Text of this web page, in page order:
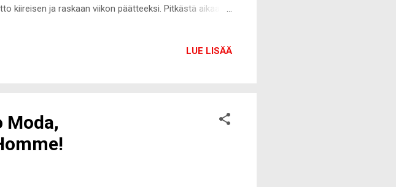
kiireisen ja raskaan viikon päätteeksi. Pitkästä aikaa
Asukuvat tosin otin tässä aamulla, koska eilen illalla
LUE LISÄÄ
Moda,